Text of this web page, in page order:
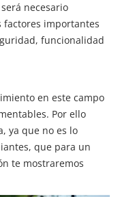
necesario
factores importantes
funcionalidad
en este campo
Por ello
ya que no es lo
que para un
te mostraremos